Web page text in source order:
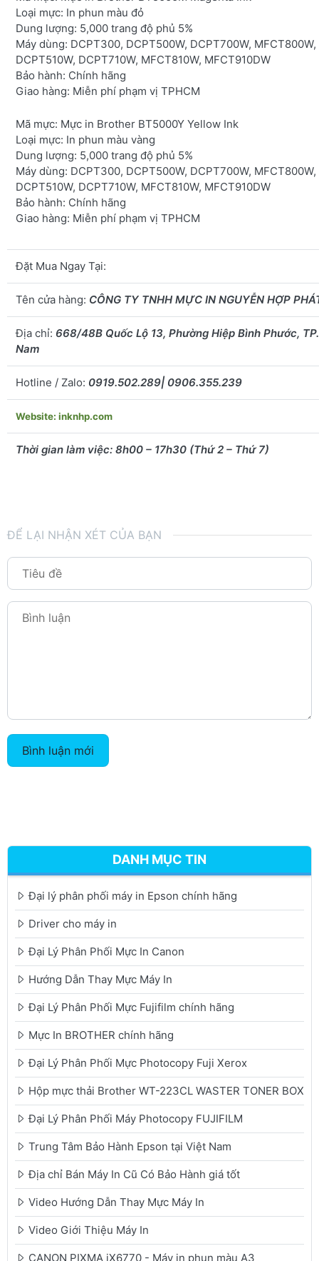
Loại mực: In phun màu đỏ
Dung lượng: 5,000 trang độ phủ 5%
Máy dùng: DCPT300, DCPT500W, DCPT700W, MFCT800W,
DCPT510W, DCPT710W, MFCT810W, MFCT910DW
Bảo hành: Chính hãng
Giao hàng: Miễn phí phạm vị TPHCM
Mã mực: Mực in Brother BT5000Y Yellow Ink
Loại mực: In phun màu vàng
Dung lượng: 5,000 trang độ phủ 5%
Máy dùng: DCPT300, DCPT500W, DCPT700W, MFCT800W,
DCPT510W, DCPT710W, MFCT810W, MFCT910DW
Bảo hành: Chính hãng
Giao hàng: Miễn phí phạm vị TPHCM
Đặt Mua Ngay Tại:
Tên cửa hàng: CÔNG TY TNHH MỰC IN NGUYỄN HỢP
Địa chỉ: 668/48B Quốc Lộ 13, Phường Hiệp Bình Phước,
Nam
Hotline / Zalo: 0919.502.289| 0906.355.239
Website: inknhp.com
Thời gian làm việc: 8h00 – 17h30 (Thứ 2 – Thứ 7)
ĐỂ LẠI NHẬN XÉT CỦA BẠN
Bình luận mới
DANH MỤC TIN
Đại lý phân phối máy in Epson chính hãng
Driver cho máy in
Đại Lý Phân Phối Mực In Canon
Hướng Dẫn Thay Mực Máy In
Đại Lý Phân Phối Mực Fujifilm chính hãng
Mực In BROTHER chính hãng
Đại Lý Phân Phối Mực Photocopy Fuji Xerox
Hộp mực thải Brother WT-223CL WASTER TONER BOX
Đại Lý Phân Phối Máy Photocopy FUJIFILM
Trung Tâm Bảo Hành Epson tại Việt Nam
Địa chỉ Bán Máy In Cũ Có Bảo Hành giá tốt
Video Hướng Dẫn Thay Mực Máy In
Video Giới Thiệu Máy In
CANON PIXMA iX6770 - Máy in phun màu A3